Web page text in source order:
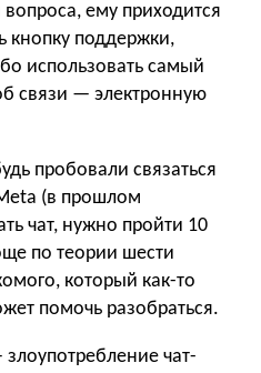
ему приходится
кнопку поддержки,
использовать самый
связи — электронную
пробовали связаться
(в прошлом
чат, нужно пройти 10
по теории шести
который как-то
помочь разобраться.
чат-